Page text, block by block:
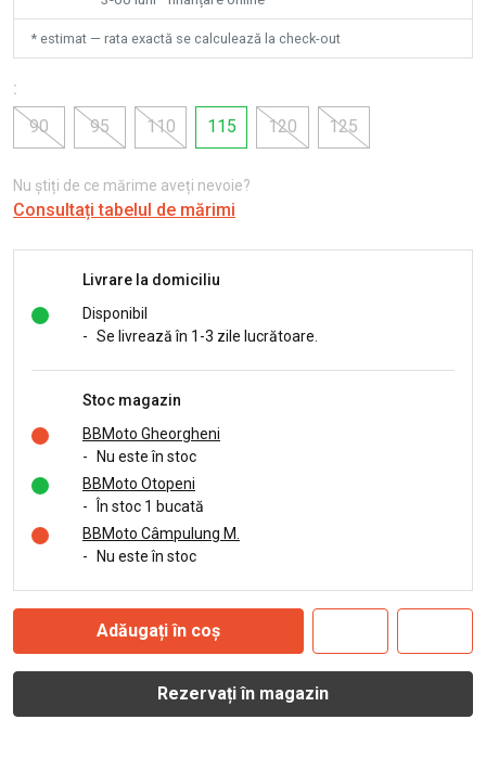
* estimat — rata exactă se calculează la check-out
:
90
95 110 115 120 125
Nu știți de ce mărime aveți nevoie?
Consultați tabelul de mărimi
Livrare la domiciliu
Disponibil
- Se livrează în 1-3 zile lucrătoare.
Stoc magazin
BBMoto Gheorgheni
-
Nu este în stoc
BBMoto Otopeni
-
În stoc 1 bucată
BBMoto Câmpulung M.
-
Nu este în stoc
Adăugați în coș
Rezervați în magazin